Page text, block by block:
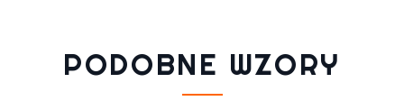
PODOBNE WZORY